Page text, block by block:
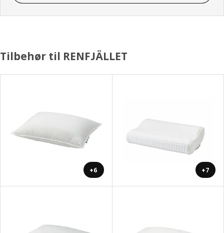
Tilbehør til RENFJÄLLET
+6 +7